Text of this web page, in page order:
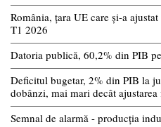
România, țara UE care și-a
T1 2026
Datoria publică, 60,2% din PIB
Deficitul bugetar, 2% din PIB la
dobânzi, mai mari decât ajustarea
Semnal de alarmă - producția